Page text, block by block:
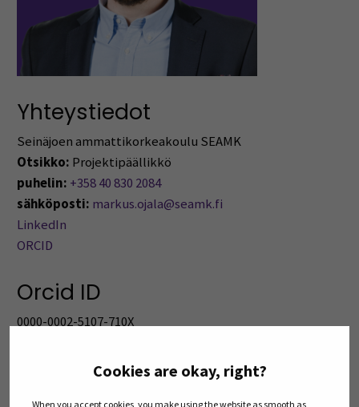
Cookies are okay, right?
When you accept cookies, you make using the website as smooth as
Yhteystiedot
Seinäjoen ammattikorkeakoulu SEAMK
Otsikko: Projektipäällikkö
puhelin: +358 40 830 2084
sähköposti: markus.ojala@seamk.fi
LinkedIn
ORCID
Orcid ID
0000-0002-5107-710X